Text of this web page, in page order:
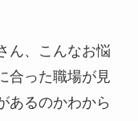
ん、こんなお悩
合った職場が見
あるのかわから